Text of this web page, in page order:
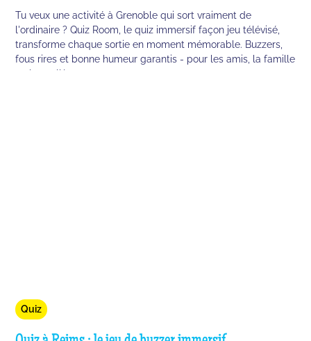
Tu veux une activité à Grenoble qui sort vraiment de
l'ordinaire ? Quiz Room, le quiz immersif façon jeu télévisé,
transforme chaque sortie en moment mémorable. Buzzers,
fous rires et bonne humeur garantis - pour les amis, la famille
ou les collègues.
Quiz